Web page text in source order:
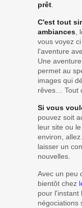
prêt.
C'est tout
ambiances,
vous voyez
l'aventure
Une
permet au
images qui
rêves… Tout
Si vous
pouvez soit
leur site ou
environ,
laisser un
nouvelles.
Avec un peu
bientôt chez
pour l'instant
négociations